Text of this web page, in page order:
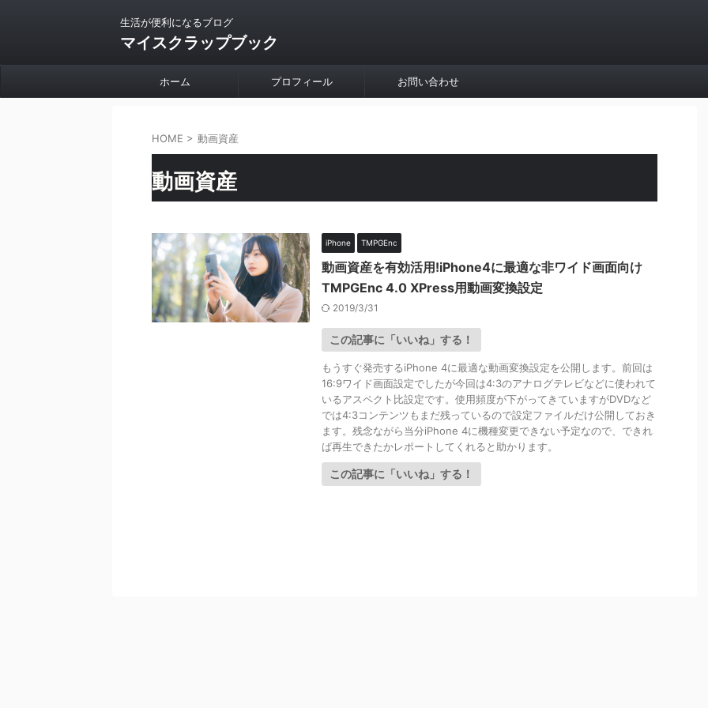
生活が便利になるブログ
マイスクラップブック
ホーム プロフィール お問い合わせ
HOME > 動画資産
動画資産
iPhone TMPGEnc
動画資産を有効活用!iPhone4に最適な非ワイド画面向け
TMPGEnc 4.0 XPress用動画変換設定
2019/3/31
この記事に「いいね」する！
もうすぐ発売するiPhone 4に最適な動画変換設定を公開します。前回は
16:9ワイド画面設定でしたが今回は4:3のアナログテレビなどに使われて
いるアスペクト比設定です。使用頻度が下がってきていますがDVDなど
では4:3コンテンツもまだ残っているので設定ファイルだけ公開しておき
ます。残念ながら当分iPhone 4に機種変更できない予定なので、できれ
ば再生できたかレポートしてくれると助かります。
この記事に「いいね」する！